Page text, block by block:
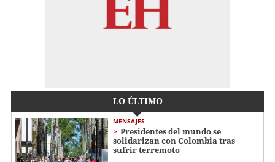
LO ÚLTIMO
MENSAJES
Presidentes del mundo se
solidarizan con Colombia tras
sufrir terremoto